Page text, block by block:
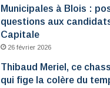
Municipales à Blois :
questions aux
Capitale
26 février 2026
Thibaud Meriel, ce
qui fige la colère du